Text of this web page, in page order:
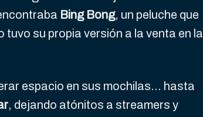
Bing Bong, un peluche que
tuvo su propia versión a la venta en la
espacio en sus mochilas… hasta
, dejando atónitos a streamers y